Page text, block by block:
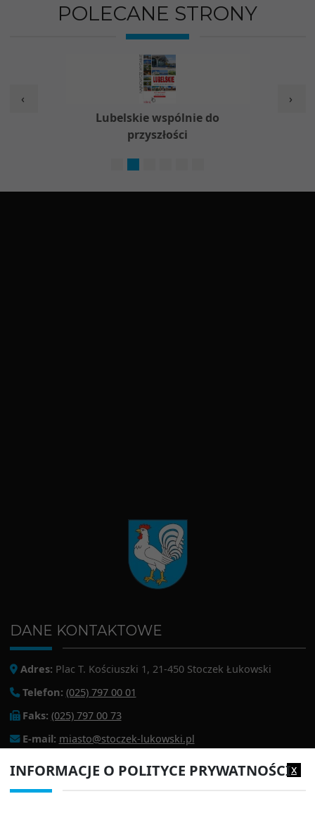
POLECANE STRONY
Lubelskie wspólnie do
przyszłości
‹ ›
DANE KONTAKTOWE
Adres: Plac T. Kościuszki 1, 21-450 Stoczek Łukowski
Telefon: (025) 797 00 01
Faks: (025) 797 00 73
E-mail: miasto@stoczek-lukowski.pl
x
INFORMACJE O POLITYCE PRYWATNOŚCI